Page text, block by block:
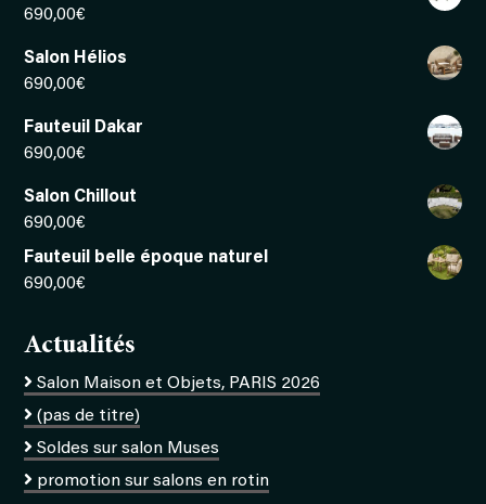
690,00€
Salon Hélios
690,00€
Fauteuil Dakar
690,00€
Salon Chillout
690,00€
Fauteuil belle époque naturel
690,00€
Actualités
Salon Maison et Objets, PARIS 2026
(pas de titre)
Soldes sur salon Muses
promotion sur salons en rotin